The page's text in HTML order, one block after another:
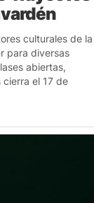
culturales de la
para diversas
abiertas,
el 17 de